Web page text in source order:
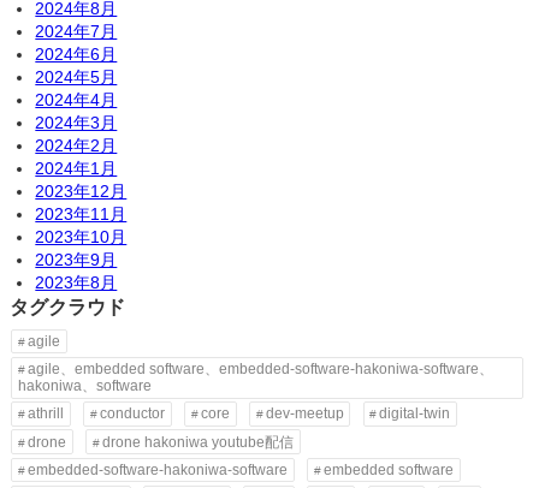
2024年8月
2024年7月
2024年6月
2024年5月
2024年4月
2024年3月
2024年2月
2024年1月
2023年12月
2023年11月
2023年10月
2023年9月
2023年8月
タグクラウド
agile
agile、embedded software、embedded-software-hakoniwa-software、
hakoniwa、software
athrill
conductor core dev-meetup
digital-twin
drone
drone hakoniwa youtube配信
embedded-software-hakoniwa-software
embedded software